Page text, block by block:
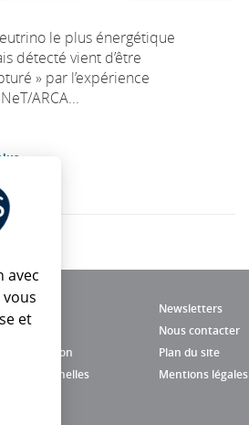
le plus énergétique
détecté vient d’être
» par l’expérience
ARCA...
Newsletters
Nous contacter
d'utilisation
Plan du site
personnelles
Mentions légales
avec
et